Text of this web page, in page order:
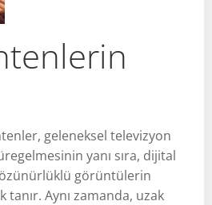
geleneksel televizyon
yanı sıra, dijital
görüntülerin
Aynı zamanda, uzak